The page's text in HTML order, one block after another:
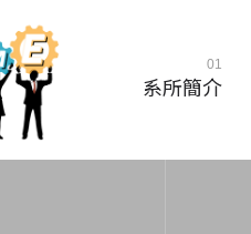
01
系所簡介